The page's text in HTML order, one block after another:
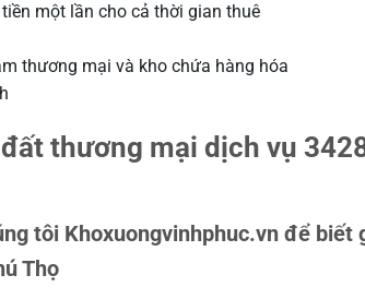
một lần cho cả thời gian thuê
thương mại và kho chứa hàng hóa
thương mại dịch vụ
tôi Khoxuongvinhphuc.vn để
Thọ